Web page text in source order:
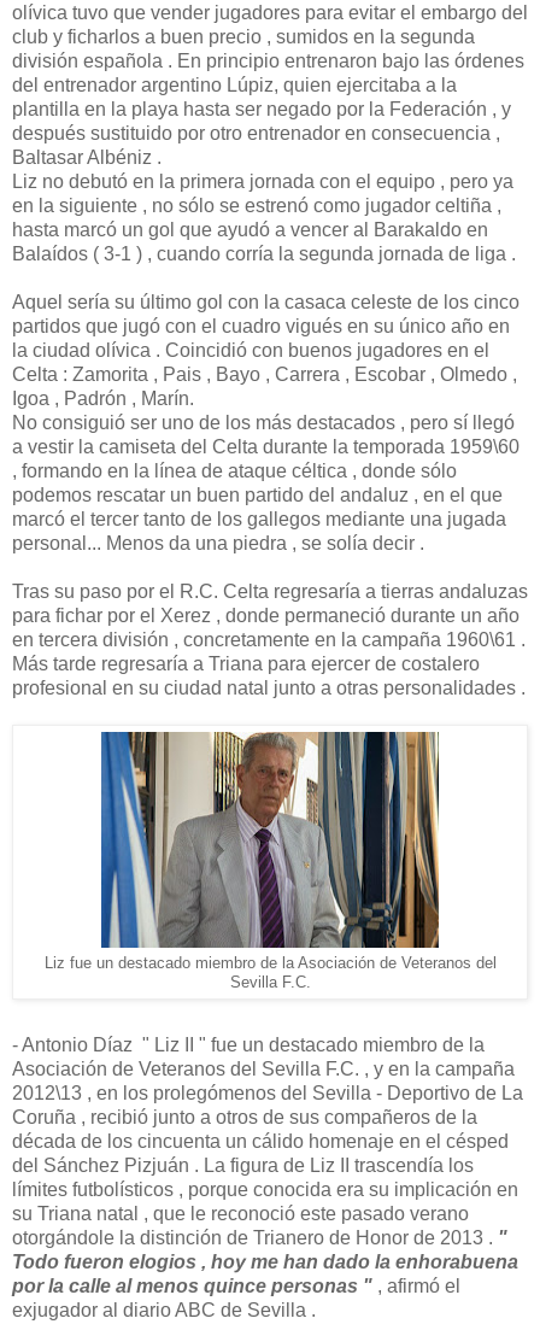
olívica tuvo que vender jugadores para evitar el embargo del
club y ficharlos a buen precio , sumidos en la segunda
división española . En principio entrenaron bajo las órdenes
del entrenador argentino Lúpiz, quien ejercitaba a la
plantilla en la playa hasta ser negado por la Federación , y
después sustituido por otro entrenador en consecuencia ,
Baltasar Albéniz .
Liz no debutó en la primera jornada con el equipo , pero ya
en la siguiente , no sólo se estrenó como jugador celtiña ,
hasta marcó un gol que ayudó a vencer al Barakaldo en
Balaídos ( 3-1 ) , cuando corría la segunda jornada de liga .
Aquel sería su último gol con la casaca celeste de los cinco
partidos que jugó con el cuadro vigués en su único año en
la ciudad olívica . Coincidió con buenos jugadores en el
Celta : Zamorita , Pais , Bayo , Carrera , Escobar , Olmedo ,
Igoa , Padrón , Marín.
No consiguió ser uno de los más destacados , pero sí llegó
a vestir la camiseta del Celta durante la temporada 1959\60
, formando en la línea de ataque céltica , donde sólo
podemos rescatar un buen partido del andaluz , en el que
marcó el tercer tanto de los gallegos mediante una jugada
personal... Menos da una piedra , se solía decir .
Tras su paso por el R.C. Celta regresaría a tierras andaluzas
para fichar por el Xerez , donde permaneció durante un año
en tercera división , concretamente en la campaña 1960\61 .
Más tarde regresaría a Triana para ejercer de costalero
profesional en su ciudad natal junto a otras personalidades .
Liz fue un destacado miembro de la Asociación de Veteranos del
Sevilla F.C.
- Antonio Díaz " Liz II " fue un destacado miembro de la
Asociación de Veteranos del Sevilla F.C. , y en la campaña
2012\13 , en los prolegómenos del Sevilla - Deportivo de La
Coruña , recibió junto a otros de sus compañeros de la
década de los cincuenta un cálido homenaje en el césped
del Sánchez Pizjuán . La figura de Liz II trascendía los
límites futbolísticos , porque conocida era su implicación en
su Triana natal , que le reconoció este pasado verano
otorgándole la distinción de Trianero de Honor de 2013 . "
Todo fueron elogios , hoy me han dado la enhorabuena
por la calle al menos quince personas " , afirmó el
exjugador al diario ABC de Sevilla .